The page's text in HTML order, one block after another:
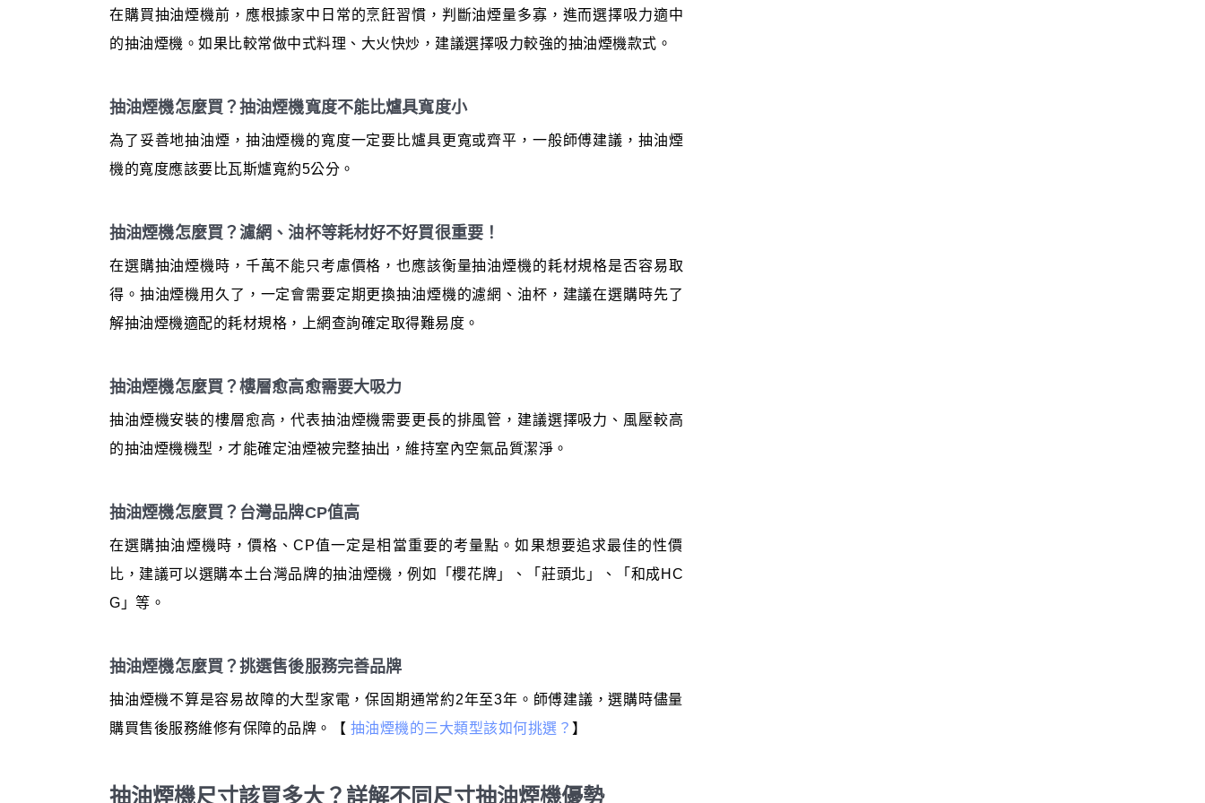
在購買抽油煙機前，應根據家中日常的烹飪習慣，判斷油煙量多寡，進而選擇吸力適中
的抽油煙機。如果比較常做中式料理、大火快炒，建議選擇吸力較強的抽油煙機款式。
抽油煙機怎麼買？抽油煙機寬度不能比爐具寬度小
為了妥善地抽油煙，抽油煙機的寬度一定要比爐具更寬或齊平，一般師傅建議，抽油煙
機的寬度應該要比瓦斯爐寬約5公分。
抽油煙機怎麼買？濾網、油杯等耗材好不好買很重要！
在選購抽油煙機時，千萬不能只考慮價格，也應該衡量抽油煙機的耗材規格是否容易取
得。抽油煙機用久了，一定會需要定期更換抽油煙機的濾網、油杯，建議在選購時先了
解抽油煙機適配的耗材規格，上網查詢確定取得難易度。
抽油煙機怎麼買？樓層愈高愈需要大吸力
抽油煙機安裝的樓層愈高，代表抽油煙機需要更長的排風管，建議選擇吸力、風壓較高
的抽油煙機機型，才能確定油煙被完整抽出，維持室內空氣品質潔淨。
抽油煙機怎麼買？台灣品牌CP值高
在選購抽油煙機時，價格、CP值一定是相當重要的考量點。如果想要追求最佳的性價
比，建議可以選購本土台灣品牌的抽油煙機，例如「櫻花牌」、「莊頭北」、「和成HC
G」等。
抽油煙機怎麼買？挑選售後服務完善品牌
抽油煙機不算是容易故障的大型家電，保固期通常約2年至3年。師傅建議，選購時儘量
購買售後服務維修有保障的品牌。【 抽油煙機的三大類型該如何挑選？ 】
抽油煙機尺寸該買多大？詳解不同尺寸抽油煙機優勢